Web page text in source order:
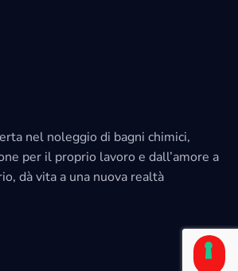
nel noleggio di bagni chimici,
per il proprio lavoro e dall’amore a
dà vita a una nuova realtà